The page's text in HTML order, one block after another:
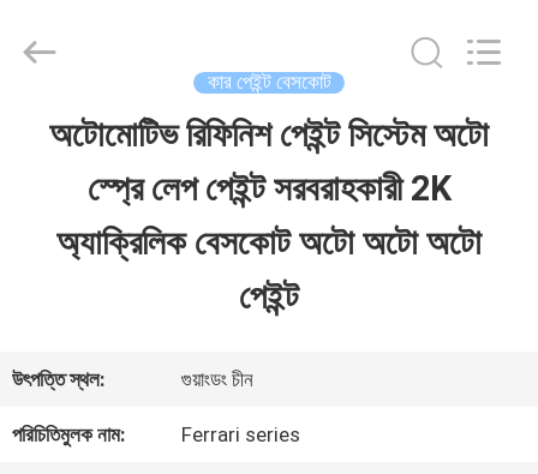
আমাদের
সম্পর্কে
Chemical
কার পেইন্ট বেসকোট
অটোমোটিভ রিফিনিশ পেইন্ট সিস্টেম অটো
স্প্রে লেপ পেইন্ট সরবরাহকারী 2K
অ্যাক্রিলিক বেসকোট অটো অটো অটো
পেইন্ট
উৎপত্তি স্থল: গুয়াংডং চীন
পরিচিতিমুলক নাম: Ferrari series